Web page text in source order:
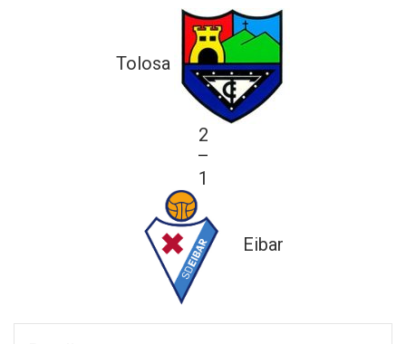
Tolosa
2
—
1
Eibar